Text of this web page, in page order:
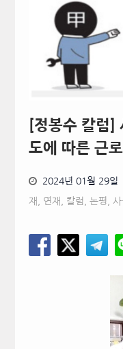
[정봉수 칼럼]
도에 따른 근로
2024년 01월 29일
재 연재, 칼럼, 논평, 사